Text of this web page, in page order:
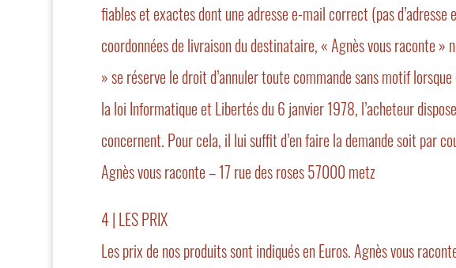
fiables et exactes dont une adresse e-mail correct (pas
coordonnées de livraison du destinataire, « Agnès vous raconte
» se réserve le droit d’annuler toute commande sans motif
la loi Informatique et Libertés du 6 janvier 1978, l’acheteur
concernent. Pour cela, il lui suffit d’en faire la demande soit par
Agnès vous raconte – 17 rue des roses 57000 metz
4 | LES PRIX
Les prix de nos produits sont indiqués en Euros. Agnès vous